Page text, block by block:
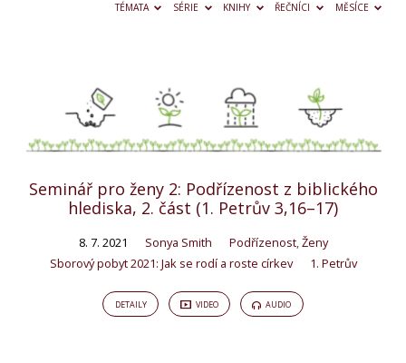
TÉMATA
SÉRIE KNIHY ŘEČNÍCI MĚSÍCE
Tagged
Kázání
Seminář pro ženy 2: Podřízenost z biblického
hlediska, 2. část (1. Petrův 3,16–17)
8. 7. 2021 Sonya Smith Podřízenost, Ženy
Sborový pobyt 2021: Jak se rodí a roste církev
1. Petrův
DETAILY VIDEO AUDIO